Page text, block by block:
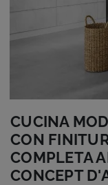
CUCINA
CON
COMPLETA
CONCEPT